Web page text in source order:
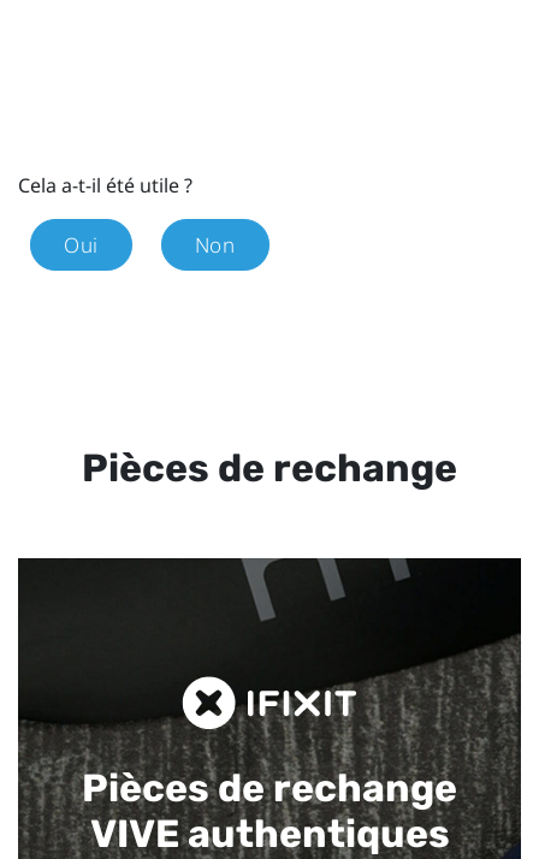
Cela a-t-il été utile ?
Oui Non
Pièces de rechange
Pièces de rechange
VIVE authentiques​